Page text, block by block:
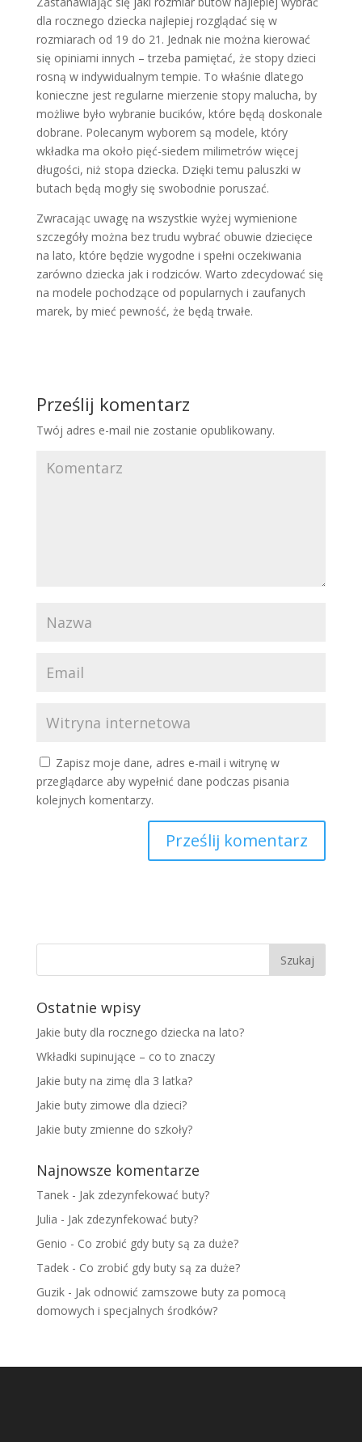
dla rocznego dziecka najlepiej rozglądać się w
rozmiarach od 19 do 21. Jednak nie można kierować
się opiniami innych – trzeba pamiętać, że stopy dzieci
rosną w indywidualnym tempie. To właśnie dlatego
konieczne jest regularne mierzenie stopy malucha, by
możliwe było wybranie bucików, które będą doskonale
dobrane. Polecanym wyborem są modele, który
wkładka ma około pięć-siedem milimetrów więcej
długości, niż stopa dziecka. Dzięki temu paluszki w
butach będą mogły się swobodnie poruszać.
Zwracając uwagę na wszystkie wyżej wymienione
szczegóły można bez trudu wybrać obuwie dziecięce
na lato, które będzie wygodne i spełni oczekiwania
zarówno dziecka jak i rodziców. Warto zdecydować się
na modele pochodzące od popularnych i zaufanych
marek, by mieć pewność, że będą trwałe.
Prześlij komentarz
Twój adres e-mail nie zostanie opublikowany.
Zapisz moje dane, adres e-mail i witrynę w
przeglądarce aby wypełnić dane podczas pisania
kolejnych komentarzy.
Ostatnie wpisy
Jakie buty dla rocznego dziecka na lato?
Wkładki supinujące – co to znaczy
Jakie buty na zimę dla 3 latka?
Jakie buty zimowe dla dzieci?
Jakie buty zmienne do szkoły?
Najnowsze komentarze
Tanek- Jak zdezynfekować buty?
Julia - Jak zdezynfekować buty?
Genio - Co zrobić gdy buty są za duże?
Tadek- Co zrobić gdy buty są za duże?
Guzik- Jak odnowić zamszowe buty za pomocą
domowych i specjalnych środków?